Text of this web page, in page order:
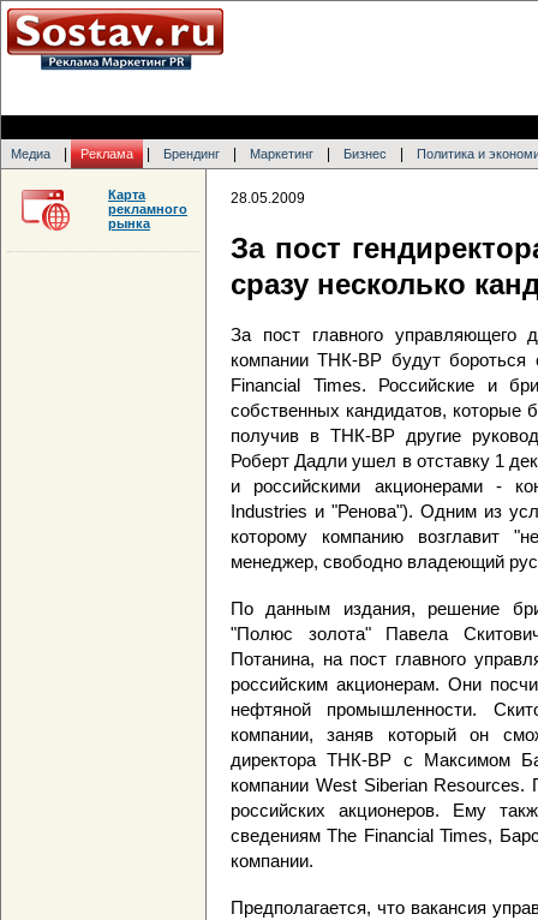
Медиа Реклама Брендинг Маркетинг Бизнес Политика и
28.05.2009
За пост
сразу несколько
За пост главного управляющего
компании ТНК-BP будут бороться
Financial Times. Российские и
собственных кандидатов, которые
получив в ТНК-BP другие
Роберт Дадли ушел в отставку 1
и российскими акционерами -
Industries и "Ренова"). Одним из
которому компанию возглавит
менеджер, свободно владеющий
По данным издания, решение
"Полюс золота" Павела
Потанина, на пост главного
российским акционерам. Они
нефтяной промышленности.
компании, заняв который он
директора ТНК-BP с Максимом
компании West Siberian
российских акционеров. Ему
сведениям The Financial Times,
компании.
Предполагается, что вакансия
Карта
рекламного
рынка